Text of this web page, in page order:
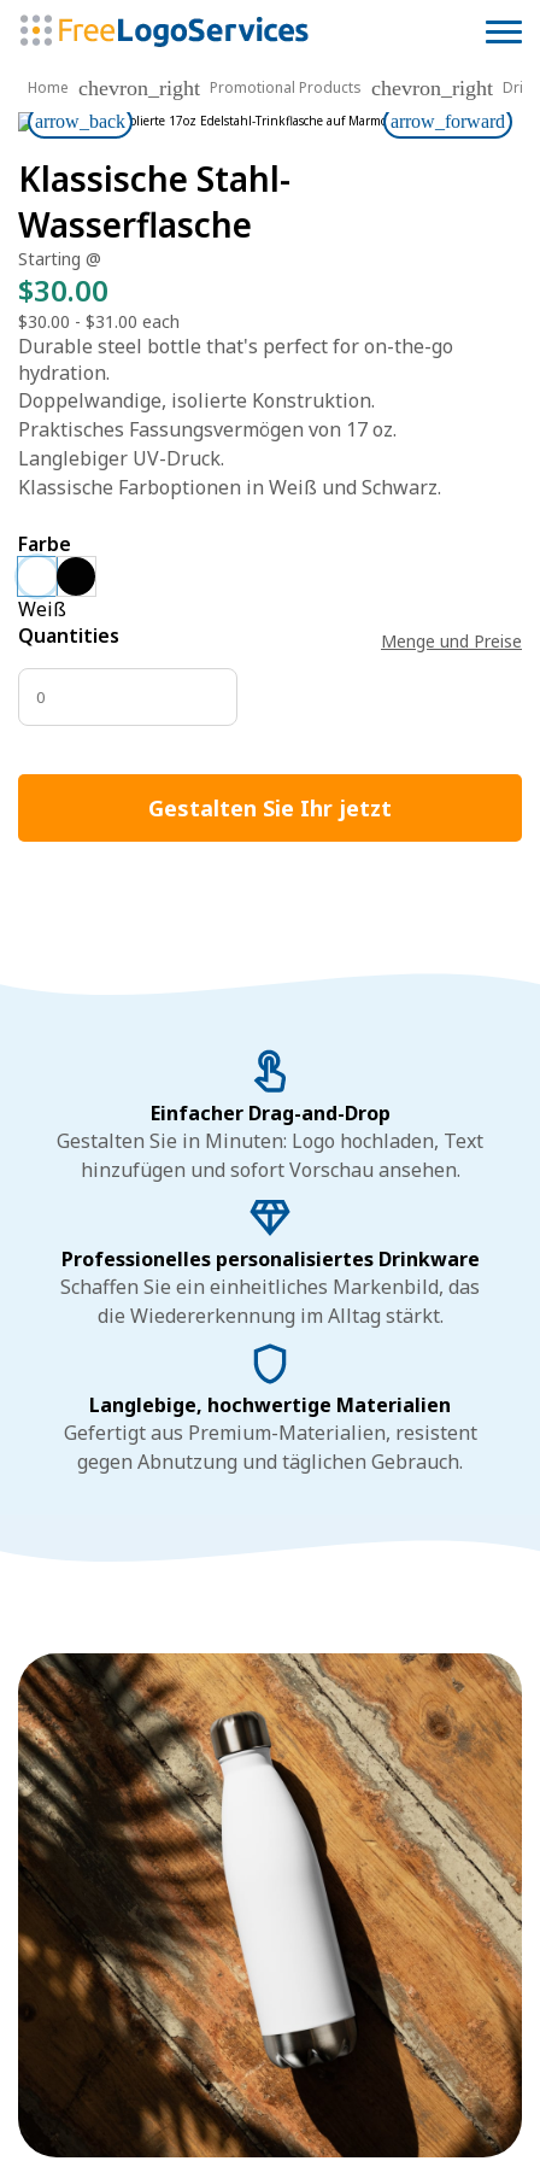
Home chevron_right Promotional Products chevron_right
arrow_back
arrow_forward
Klassische Stahl-
Wasserflasche
Starting @
$30.00
$30.00 - $31.00 each
Durable steel bottle that's perfect for on-the-go
hydration.
Doppelwandige, isolierte Konstruktion.
Praktisches Fassungsvermögen von 17 oz.
Langlebiger UV-Druck.
Klassische Farboptionen in Weiß und Schwarz.
Farbe
Weiß
Quantities
Menge und Preise
Gestalten Sie Ihr jetzt
Einfacher Drag-and-Drop
Gestalten Sie in Minuten: Logo hochladen, Text
hinzufügen und sofort Vorschau ansehen.
Professionelles personalisiertes Drinkware
Schaffen Sie ein einheitliches Markenbild, das
die Wiedererkennung im Alltag stärkt.
Langlebige, hochwertige Materialien
Gefertigt aus Premium-Materialien, resistent
gegen Abnutzung und täglichen Gebrauch.